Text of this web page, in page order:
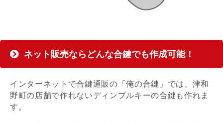
ネット販売ならどんな合鍵でも作成可能！
インターネットで合鍵通販の「俺の合鍵」では、津和
野町の店舗で作れないディンプルキーの合鍵も作れま
す。